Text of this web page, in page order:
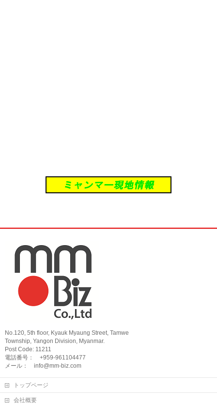
No.120, 5th floor, Kyauk Myaung Street, Tamwe
Township, Yangon Division, Myanmar.
Post Code: 11211
電話番号： +959-961104477
メール： info@mm-biz.com
トップページ
会社概要